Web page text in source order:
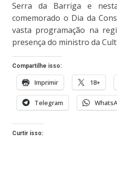
Serra da Barriga e
comemorado o Dia da
vasta programação na
presença do ministro da
Compartilhe isso:
Imprimir 18+
Telegram
Curtir isso: